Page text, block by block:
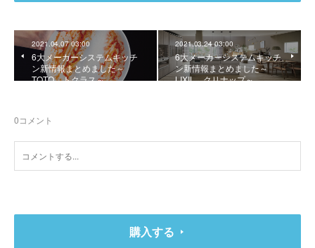
2021.04.07 03:00
6大メーカーシステムキッチ
ン新情報まとめました～
TOTO、トクラス～
2021.03.24 03:00
6大メーカーシステムキッチ
ン新情報まとめました～
LIXIL、クリナップ～
0コメント
購入する